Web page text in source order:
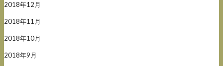
2018年12月
2018年11月
2018年10月
2018年9月